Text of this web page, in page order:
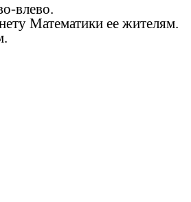
влево.
Математики ее жителям.